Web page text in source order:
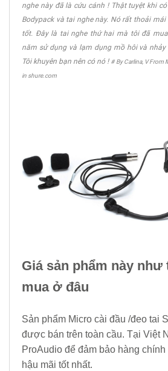
nghe này đã là cứu cánh ! Thật tuyệt khi
Bodypack và tai nghe này. Nó rất thoải
tốt. Đây là tai nghe thứ hai mà tôi đã
năm sử dụng và lạm dụng mồ hôi và
Tôi khuyên bạn nên có nó ! # By Carlina, V From
in shure.com
Giá sản phẩm này như
mua ở đâu
Sản phẩm Micro cài đầu /đeo tai
được bán trên toàn cầu. Tại Việt
ProAudio để đảm bảo hàng
hậu mãi tốt nhất.